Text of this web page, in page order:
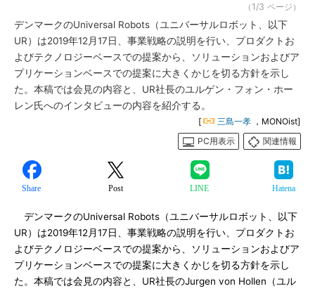
（1/3 ページ）
デンマークのUniversal Robots（ユニバーサルロボット、以下
UR）は2019年12月17日、事業戦略の説明を行い、プロダクトお
よびテクノロジーベースでの提案から、ソリューションおよびア
プリケーションベースでの提案に大きくかじを切る方針を示し
た。本稿では会見の内容と、UR社長のユルゲン・フォン・ホー
レン氏へのインタビューの内容を紹介する。
[ 三島一孝 ，MONOist]
PC用表示
関連情報
Share Post LINE Hatena
デンマークのUniversal Robots（ユニバーサルロボット、以下
UR）は2019年12月17日、事業戦略の説明を行い、プロダクトお
よびテクノロジーベースでの提案から、ソリューションおよびア
プリケーションベースでの提案に大きくかじを切る方針を示し
た。本稿では会見の内容と、UR社長のJurgen von Hollen（ユル